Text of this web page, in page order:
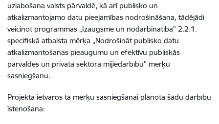
uzlabošana valsts pārvaldē, kā arī publisko un
atkalizmantojamo datu pieejamības nodrošināšana, tādējādi
veicinot programmas „Izaugsme un nodarbinātība” 2.2.1.
specifiskā atbalsta mērķa „Nodrošināt publisko datu
atkalizmantošanas pieaugumu un efektīvu publiskās
pārvaldes un privātā sektora mijiedarbību” mērķu
sasniegšanu.
Projekta ietvaros tā mērķu sasniegšanai plānota šādu darbību
īstenošana: